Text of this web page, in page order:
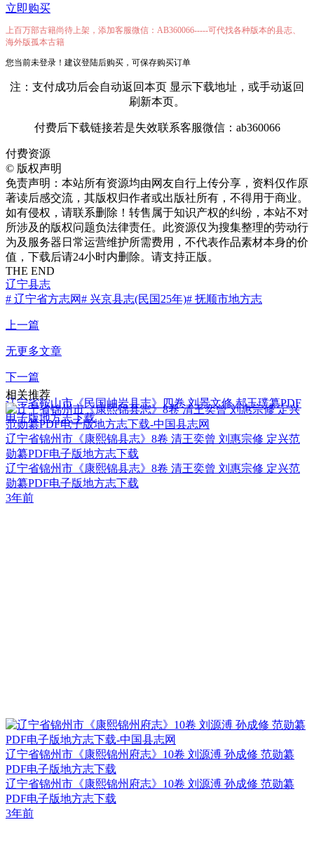
立即购买
上百万部古籍尚待上架，添加客服微信：AB360066-----可代找各种版本的县志、
海外版孤本古籍
您当前未登录！建议登陆后购买，可保存购买订单
注：支付成功后会自动返回本页 显示下载地址，或手动返回
刷新本页。
付费后下载链接若是失效联系客服微信：ab360066
付费资源
© 版权声明
免责声明：本站所有资源均由网友自行上传分享，资料仅作原
著读后感交流，其版权归作者或出版社所有，不得用于商业。
如有侵权，请联系删除！转售属于知识产权的纠纷，本站不对
所涉及的版权问题负法律责任。此资源仅为搜集整理的劳动行
为及服务器日常运营维护所需费用，不代表作品素材本身的价
值，下载后请24小时内删除。请支持正版。
THE END
辽宁县志
# 辽宁省方志网# 兴京县志(民国25年)# 抚顺市地方志
上一篇
无更多文章
下一篇
辽宁省鞍山市《民国岫岩县志》四卷 刘景文修 郝玉璞纂PDF
电子版地方志下载
相关推荐
辽宁省锦州市《康熙锦县志》8卷 清王奕曾 刘惠宗修 定兴范
勋纂PDF电子版地方志下载
辽宁省锦州市《康熙锦县志》8卷 清王奕曾 刘惠宗修 定兴范
勋纂PDF电子版地方志下载
3年前
辽宁省锦州市《康熙锦州府志》10卷 刘源溥 孙成修 范勋纂
PDF电子版地方志下载
辽宁省锦州市《康熙锦州府志》10卷 刘源溥 孙成修 范勋纂
PDF电子版地方志下载
3年前